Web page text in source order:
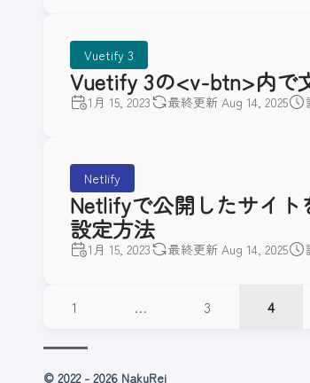
Vuetify 3
Vuetify 3の<v-btn>内で
1月 15, 2023 最終更新 Aug 14, 2025
Netlify
Netlifyで公開したサイト
設定方法
1月 15, 2023 最終更新 Aug 14, 2025
1 … 3 4
© 2022 - 2026 NakuRei